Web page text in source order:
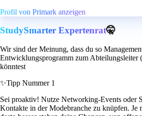
Profil von Primark anzeigen
StudySmarter Expertenrat🤫
Wir sind der Meinung, dass du so
Entwicklungsprogramm zum Abteilungsleiter
könntest
✨Tipp Nummer 1
Sei proaktiv! Nutze Networking-Events oder
Kontakte in der Modebranche zu knüpfen. Je